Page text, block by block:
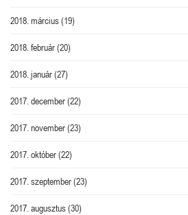
2018. március(19)
2018. február(20)
2018. január(27)
2017. december(22)
2017. november(23)
2017. október(22)
2017. szeptember(23)
2017. augusztus(30)